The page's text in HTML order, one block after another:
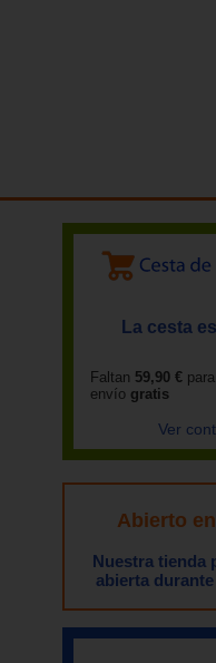
La cesta
Faltan 59,90 €
envío gratis
Ver
Abierto
Nuestra tienda
abierta